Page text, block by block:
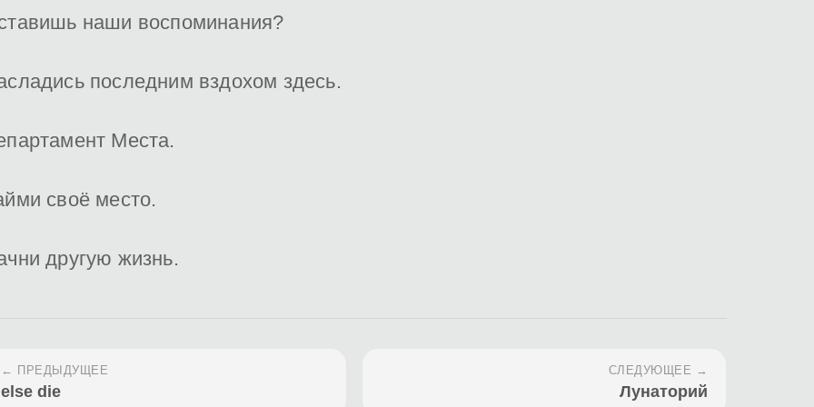
наши воспоминания?
последним вздохом здесь.
Места.
своё место.
другую жизнь.
← ПРЕДЫДУЩЕЕ
else die
СЛЕДУЮЩЕЕ →
Лунаторий